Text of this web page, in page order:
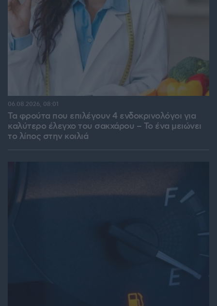
Τα φρούτα που επιλέγουν 4 ενδοκρινολόγοι για
καλύτερο έλεγχο του σακχάρου – Το ένα μειώνει
το λίπος στην κοιλιά
06.08.2026, 08:01